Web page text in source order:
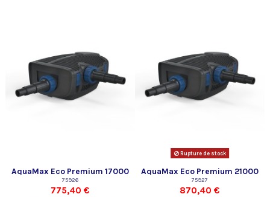
AquaMax Eco Premium 17000
75926
775,40 €
Rupture de stock
AquaMax Eco Premium 21000
75927
870,40 €